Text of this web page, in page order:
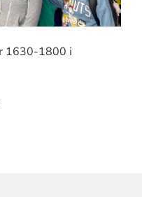
1630-1800 i